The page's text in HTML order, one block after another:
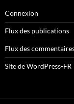
Connexion
Flux des publications
Flux des
Site de WordPress-FR